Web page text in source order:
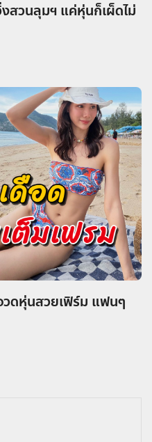
สวนลุมฯ แค่หุ่นก็เผ็ดไม่
วดหุ่นสวยเฟิร์ม แฟนๆ